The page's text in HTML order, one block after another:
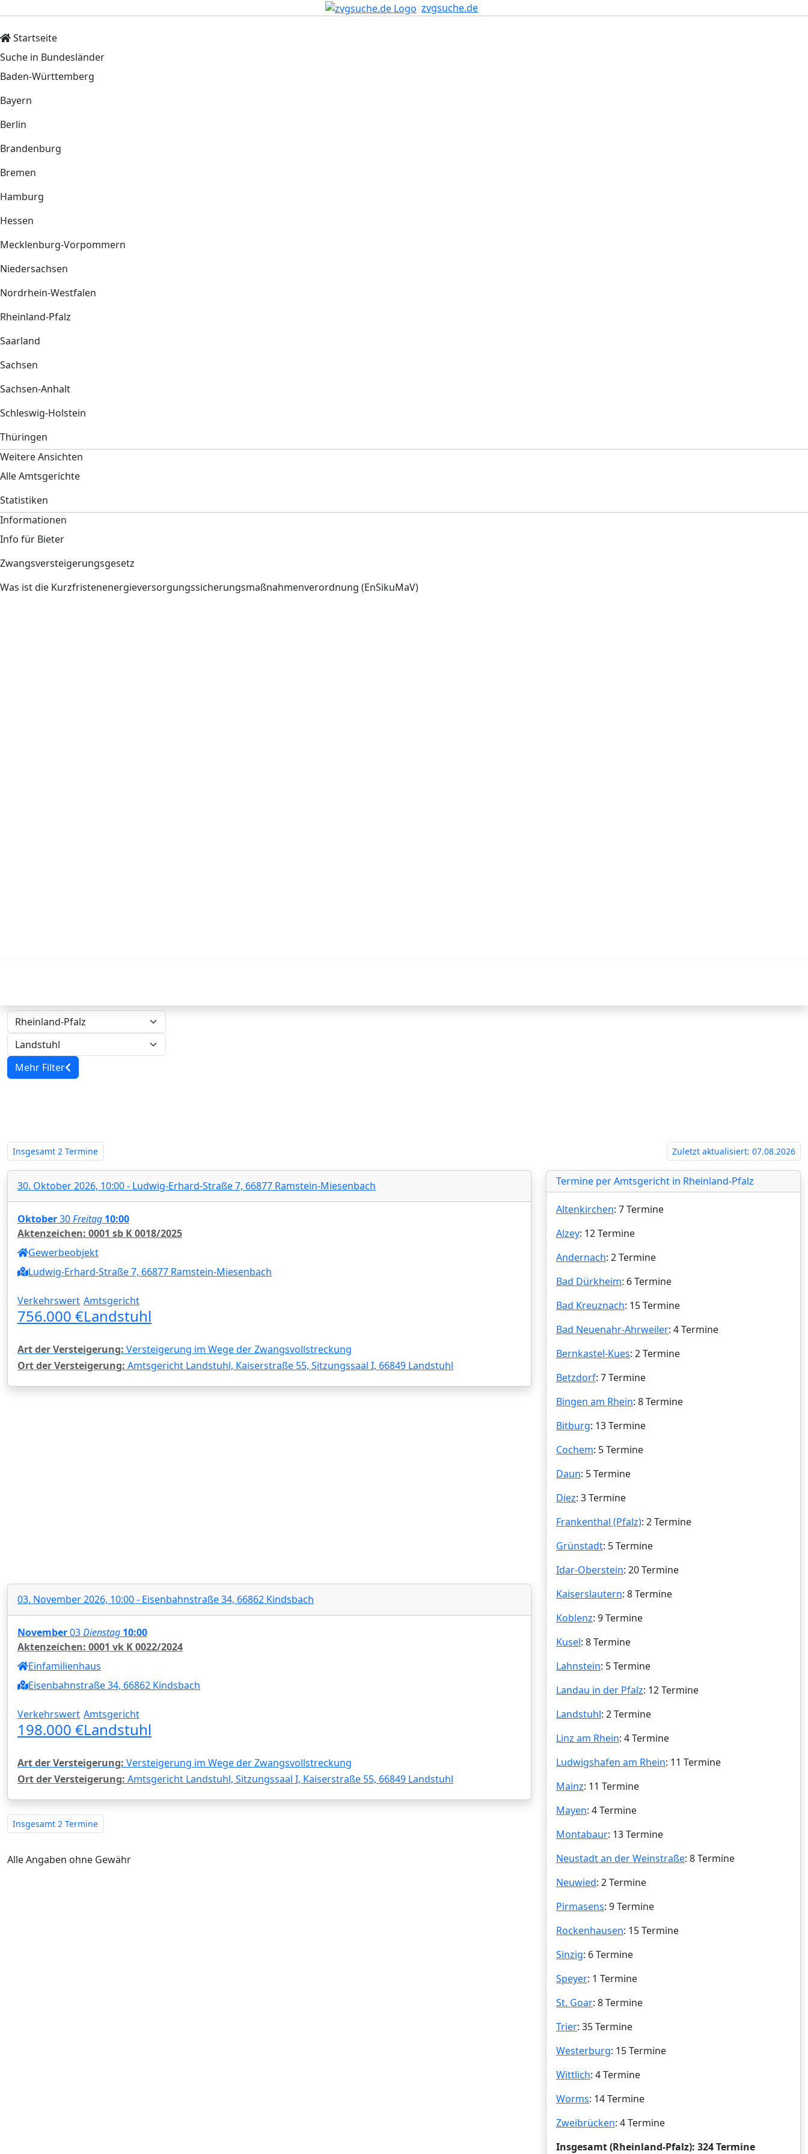
zvgsuche.de
Startseite
Suche in Bundesländer
Baden-Württemberg
Bayern
Berlin
Brandenburg
Bremen
Hamburg
Hessen
Mecklenburg-Vorpommern
Niedersachsen
Nordrhein-Westfalen
Rheinland-Pfalz
Saarland
Sachsen
Sachsen-Anhalt
Schleswig-Holstein
Thüringen
Weitere Ansichten
Alle Amtsgerichte
Statistiken
Informationen
Info für Bieter
Zwangsversteigerungsgesetz
Was ist die Kurzfristenenergieversorgungssicherungsmaßnahmenverordnung (EnSikuMaV)
Mehr Filter
Insgesamt 2 Termine Zuletzt aktualisiert: 07.08.2026
30. Oktober 2026, 10:00 - Ludwig-Erhard-Straße 7, 66877 Ramstein-Miesenbach
Oktober30Freitag 10:00
Aktenzeichen: 0001 sb K 0018/2025
Gewerbeobjekt
Ludwig-Erhard-Straße 7, 66877 Ramstein-Miesenbach
Verkehrswert
756.000 €
Amtsgericht
Landstuhl
Art der Versteigerung: Versteigerung im Wege der Zwangsvollstreckung
Ort der Versteigerung: Amtsgericht Landstuhl, Kaiserstraße 55, Sitzungssaal I, 66849 Landstuhl
03. November 2026, 10:00 - Eisenbahnstraße 34, 66862 Kindsbach
November03Dienstag 10:00
Aktenzeichen: 0001 vk K 0022/2024
Einfamilienhaus
Eisenbahnstraße 34, 66862 Kindsbach
Verkehrswert
198.000 €
Amtsgericht
Landstuhl
Art der Versteigerung: Versteigerung im Wege der Zwangsvollstreckung
Ort der Versteigerung: Amtsgericht Landstuhl, Sitzungssaal I, Kaiserstraße 55, 66849 Landstuhl
Insgesamt 2 Termine
Alle Angaben ohne Gewähr
Termine per Amtsgericht in Rheinland-Pfalz
Altenkirchen: 7 Termine
Alzey: 12 Termine
Andernach: 2 Termine
Bad Dürkheim: 6 Termine
Bad Kreuznach: 15 Termine
Bad Neuenahr-Ahrweiler: 4 Termine
Bernkastel-Kues: 2 Termine
Betzdorf: 7 Termine
Bingen am Rhein: 8 Termine
Bitburg: 13 Termine
Cochem: 5 Termine
Daun: 5 Termine
Diez: 3 Termine
Frankenthal (Pfalz): 2 Termine
Grünstadt: 5 Termine
Idar-Oberstein: 20 Termine
Kaiserslautern: 8 Termine
Koblenz: 9 Termine
Kusel: 8 Termine
Lahnstein: 5 Termine
Landau in der Pfalz: 12 Termine
Landstuhl: 2 Termine
Linz am Rhein: 4 Termine
Ludwigshafen am Rhein: 11 Termine
Mainz: 11 Termine
Mayen: 4 Termine
Montabaur: 13 Termine
Neustadt an der Weinstraße: 8 Termine
Neuwied: 2 Termine
Pirmasens: 9 Termine
Rockenhausen: 15 Termine
Sinzig: 6 Termine
Speyer: 1 Termine
St. Goar: 8 Termine
Trier: 35 Termine
Westerburg: 15 Termine
Wittlich: 4 Termine
Worms: 14 Termine
Zweibrücken: 4 Termine
Insgesamt (Rheinland-Pfalz): 324 Termine